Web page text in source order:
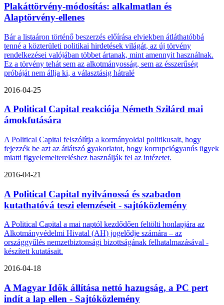
Plakáttörvény-módosítás: alkalmatlan és
Alaptörvény-ellenes
Bár a listaáron történő beszerzés előírása elviekben átláthatóbbá
tenné a közterületi politikai hirdetések világát, az új törvény
rendelkezései valójában többet ártanak, mint amennyit használnak.
Ez a törvény tehát sem az alkotmányosság, sem az ésszerűség
próbáját nem állja ki, a választásig hátralé
2016-04-25
A Political Capital reakciója Németh Szilárd mai
ámokfutására
A Political Capital felszólítja a kormányoldal politikusait, hogy
fejezzék be azt az átlátszó gyakorlatot, hogy korrupciógyanús ügyek
miatti figyelemeltereléshez használják fel az intézetet.
2016-04-21
A Political Capital nyilvánossá és szabadon
kutathatóvá teszi elemzéseit - sajtóközlemény
A Political Capital a mai naptól kezdődően feltölti honlapjára az
Alkotmányvédelmi Hivatal (AH) jogelődje számára – az
országgyűlés nemzetbiztonsági bizottságának felhatalmazásával -
készített kutatásait.
2016-04-18
A Magyar Idők állítása nettó hazugság, a PC pert
indít a lap ellen - Sajtóközlemény